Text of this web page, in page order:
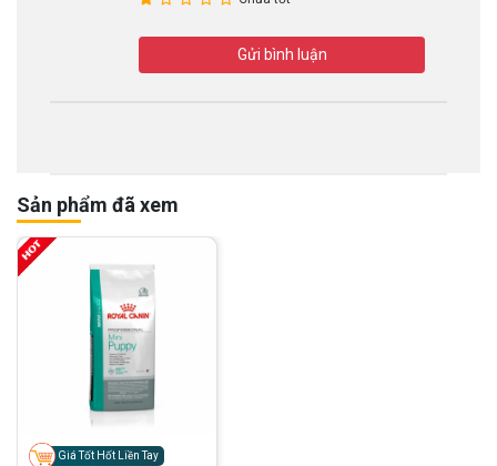
Gửi bình luận
Sản phẩm đã xem
Giá Tốt Hốt Liền Tay